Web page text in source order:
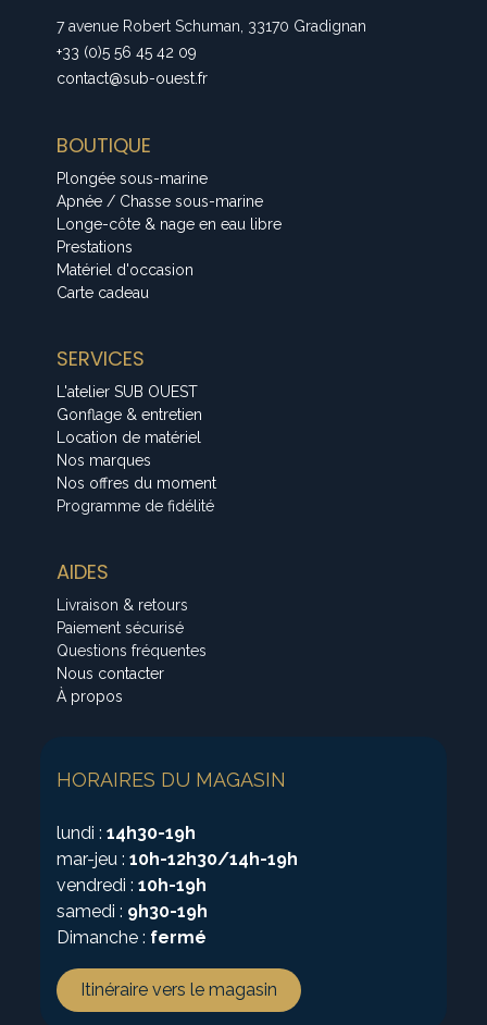
7 avenue Robert Schuman, 33170 Gradignan
+33 (0)5 56 45 42 09
contact@sub-ouest.fr
BOUTIQUE
Plongée sous-marine
Apnée / Chasse sous-marine
Longe-côte & nage en eau libre
Prestations
Matériel d'occasion
Carte cadeau
SERVICES
L'atelier SUB OUEST
Gonflage & entretien
Location de matériel
Nos marques
Nos offres du moment
Programme de fidélité
AIDES
Livraison & retours
Paiement sécurisé
Questions fréquentes
Nous contacter
À propos
HORAIRES DU MAGASIN
lundi :14h30-19h
mar-jeu :10h-12h30/14h-19h
vendredi :10h-19h
samedi : 9h30-19h
Dimanche : fermé
Itinéraire vers le magasin